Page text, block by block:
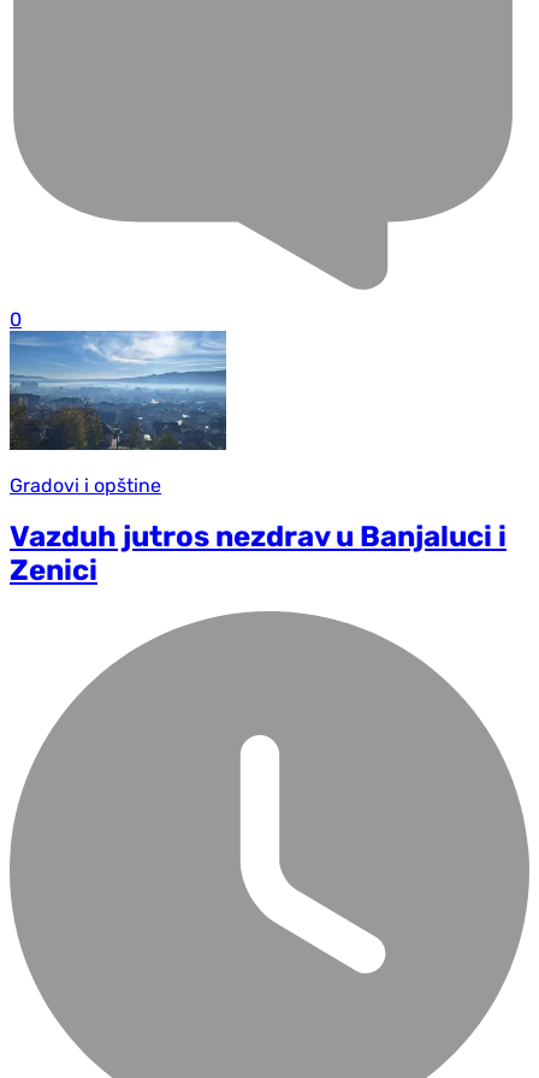
0
Gradovi i opštine
Vazduh jutros nezdrav u Banjaluci i
Zenici